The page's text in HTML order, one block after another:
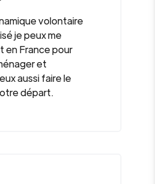
volontaire
je peux me
en France pour
et
aussi faire le
départ.